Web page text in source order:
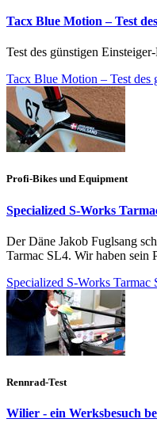
Tacx Blue Motion – Test
Test des günstigen
Tacx Blue Motion – Test des
Profi-Bikes und Equipment
Specialized S-Works
Der Däne Jakob Fuglsang
Tarmac SL4. Wir haben sein
Specialized S-Works
Rennrad-Test
Wilier - ein Werksbesuch